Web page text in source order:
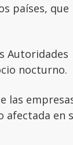
países, que
Autoridades
nocturno.
las
afectada en